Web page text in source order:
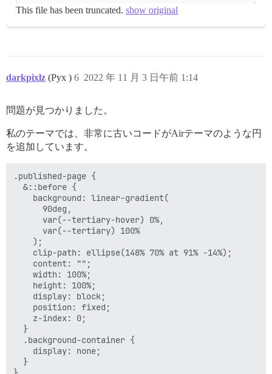
This file has been truncated. show original
darkpixlz (Pyx ) 2022 年 11 月 3 日午前 1:14
6
問題が見つかりました。
私のテーマでは、非常に古いコードがAirテーマのような円
を追加しています。
.published-page {
  &::before {
    background: linear-gradient(
      90deg,
      var(--tertiary-hover) 0%,
      var(--tertiary) 100%
    );
    clip-path: ellipse(148% 70% at 91% -14%);
    content: "";
    width: 100%;
    height: 100%;
    display: block;
    position: fixed;
    z-index: 0;
  }
  .background-container {
    display: none;
  }